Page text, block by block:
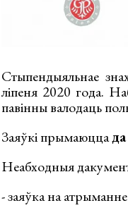
Стыпендыяльнае
ліпеня 2020 года.
павінны валодаць
Заяўкі прымаюцца
Неабходныя
- заяўка на